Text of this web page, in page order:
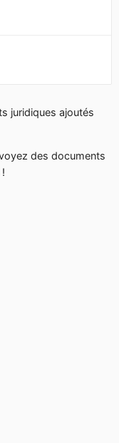
juridiques ajoutés
des documents